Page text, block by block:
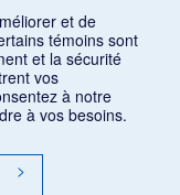
et de
témoins sont
et la sécurité
vos
à notre
à vos besoins.
>